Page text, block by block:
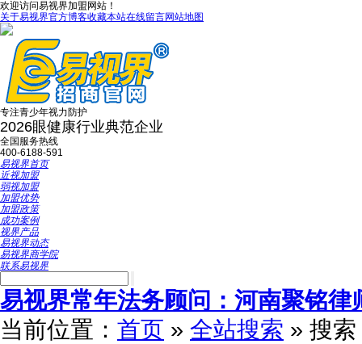
欢迎访问易视界加盟网站！
关于易视界官方博客收藏本站在线留言网站地图
专注青少年视力防护
2026眼健康行业典范企业
全国服务热线
400-6188-591
易视界首页
近视加盟
弱视加盟
加盟优势
加盟政策
成功案例
视界产品
易视界动态
易视界商学院
联系易视界
易视界常年法务顾问：河南聚铭律
当前位置： 首页 » 全站搜索 » 搜